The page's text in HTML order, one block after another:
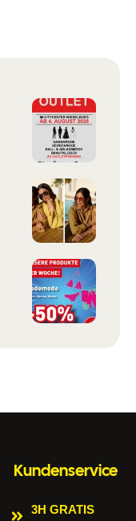
Kundenservice
3H GRATIS